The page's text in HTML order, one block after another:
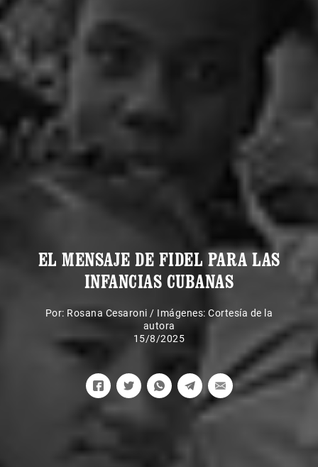
EL MENSAJE DE FIDEL PARA LAS
INFANCIAS CUBANAS
Por: Rosana Cesaroni / Imágenes: Cortesía de la
autora
15/8/2025